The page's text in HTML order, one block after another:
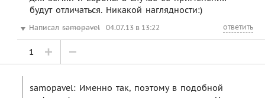
будут отличаться. Никакой наглядности:)
Написал samopavel 04.07.13 в 13:22 ответить
1
samopavel: Именно так, поэтому в подобной